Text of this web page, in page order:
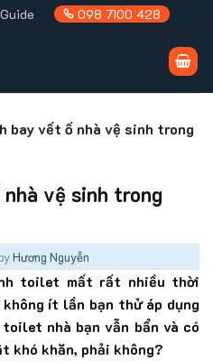
098 7100 428
bay vết ố nhà vệ sinh trong
vệ sinh trong
byHương Nguyễn
toilet mất rất nhiều thời
ít lần bạn thử áp dụng
nhà bạn vẫn bẩn và có
khó khăn, phải không?